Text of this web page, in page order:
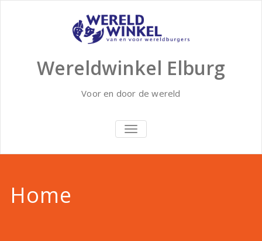
Wereldwinkel Elburg
Voor en door de wereld
SCHAKEL
NAVIGATIE
Home